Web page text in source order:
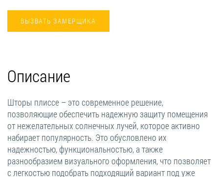
ВЫЗВАТЬ ЗАМЕРЩИКА
Описание
Шторы плиссе – это современное решение,
позволяющие обеспечить надежную защиту помещения
от нежелательных солнечных лучей, которое активно
набирает популярность. Это обусловлено их
надежностью, функциональностью, а также
разнообразием визуального оформления, что позволяет
с легкостью подобрать подходящий вариант под уже